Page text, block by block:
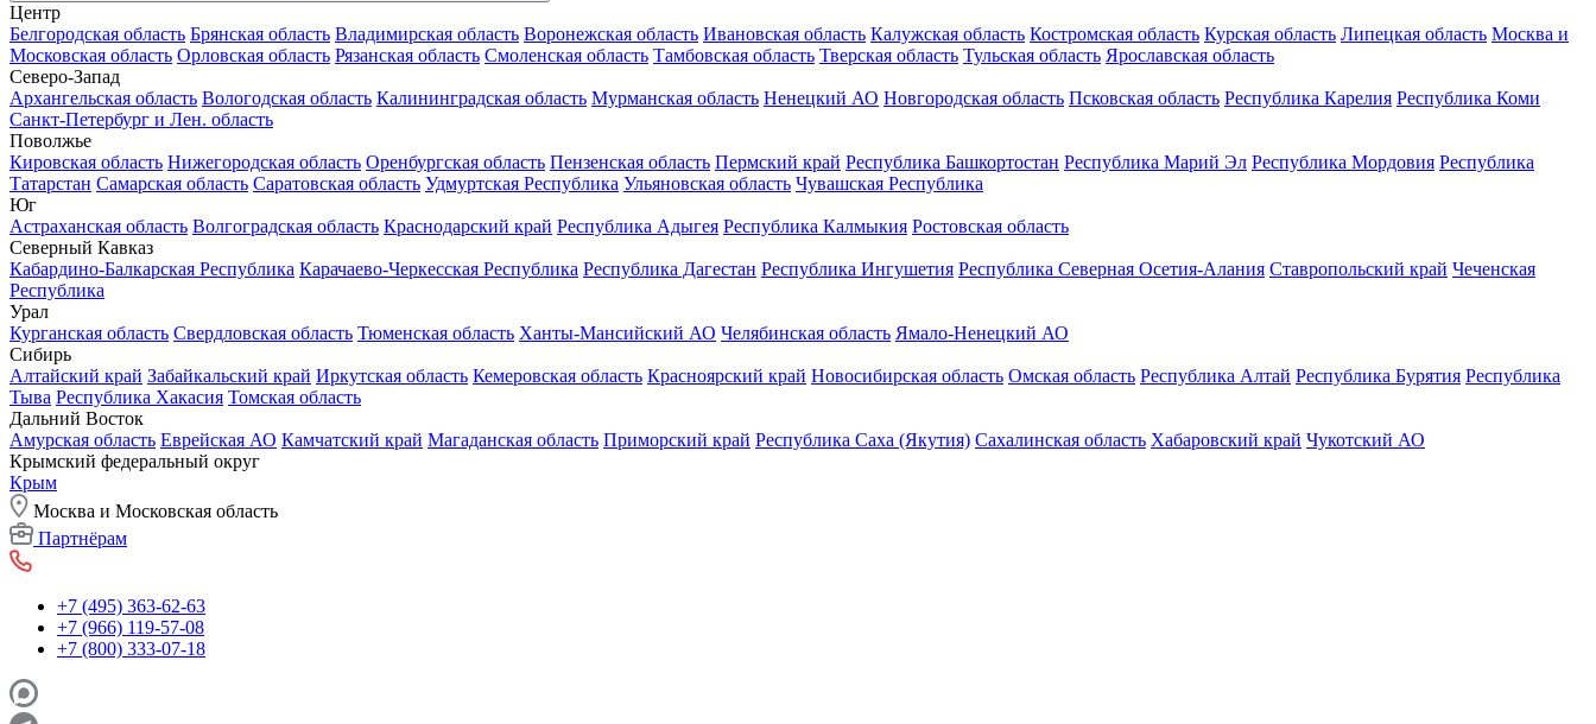
Центр
Белгородская область Брянская область Владимирская область Воронежская область Ивановская область Калужская область Костромская область Курская область Липецкая область Москва и
Московская область Орловская область Рязанская область Смоленская область Тамбовская область Тверская область Тульская область Ярославская область
Северо-Запад
Архангельская область Вологодская область Калининградская область Мурманская область Ненецкий АО Новгородская область Псковская область Республика Карелия Республика Коми
Санкт-Петербург и Лен. область
Поволжье
Кировская область Нижегородская область Оренбургская область Пензенская область Пермский край Республика Башкортостан Республика Марий Эл Республика Мордовия Республика
Татарстан Самарская область Саратовская область Удмуртская Республика Ульяновская область Чувашская Республика
Юг
Астраханская область Волгоградская область Краснодарский край Республика Адыгея Республика Калмыкия Ростовская область
Северный Кавказ
Кабардино-Балкарская Республика Карачаево-Черкесская Республика Республика Дагестан Республика Ингушетия Республика Северная Осетия-Алания Ставропольский край Чеченская
Республика
Урал
Курганская область Свердловская область Тюменская область Ханты-Мансийский АО Челябинская область Ямало-Ненецкий АО
Сибирь
Алтайский край Забайкальский край Иркутская область Кемеровская область Красноярский край Новосибирская область Омская область Республика Алтай Республика Бурятия Республика
Тыва Республика Хакасия Томская область
Дальний Восток
Амурская область Еврейская АО Камчатский край Магаданская область Приморский край Республика Саха (Якутия) Сахалинская область Хабаровский край Чукотский АО
Крымский федеральный округ
Крым
Москва и Московская область
Партнёрам
+7 (495) 363-62-63
+7 (966) 119-57-08
+7 (800) 333-07-18